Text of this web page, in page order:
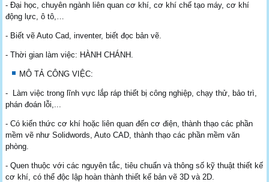
- Đại học, chuyên ngành liên quan cơ khí, cơ khí chế tạo máy, cơ khí
động lực, ô tô,…
- Biết vẽ Auto Cad, inventer, biết đọc bản vẽ.
- Thời gian làm việc: HÀNH CHÁNH.
MÔ TẢ CÔNG VIỆC:
- Làm việc trong lĩnh vực lắp ráp thiết bị công nghiệp, chạy thử, bảo trì,
phán đoán lỗi,...
- Có kiến thức cơ khí hoặc liên quan đến cơ điện, thành thạo các phần
mềm vẽ như Solidwords, Auto CAD, thành thạo các phần mềm văn
phòng.
- Quen thuộc với các nguyên tắc, tiêu chuẩn và thông số kỹ thuật thiết kế
cơ khí, có thể độc lập hoàn thành thiết kế bản vẽ 3D và 2D.